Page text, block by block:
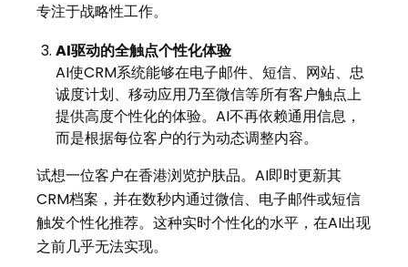
专注于战略性工作。
AI驱动的全触点个性化体验
AI使CRM系统能够在电子邮件、短信、网站、忠
诚度计划、移动应用乃至微信等所有客户触点上
提供高度个性化的体验。AI不再依赖通用信息，
而是根据每位客户的行为动态调整内容。
试想一位客户在香港浏览护肤品。AI即时更新其
CRM档案，并在数秒内通过微信、电子邮件或短信
触发个性化推荐。这种实时个性化的水平，在AI出现
之前几乎无法实现。